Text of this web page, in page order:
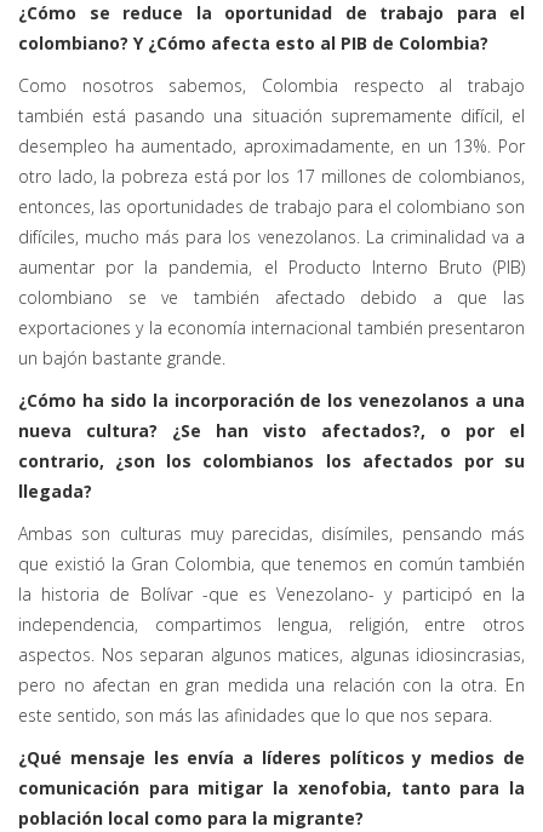
¿Cómo se reduce la oportunidad de trabajo para el
colombiano? Y ¿Cómo afecta esto al PIB de Colombia?
Como nosotros sabemos, Colombia respecto al trabajo
también está pasando una situación supremamente difícil, el
desempleo ha aumentado, aproximadamente, en un 13%. Por
otro lado, la pobreza está por los 17 millones de colombianos,
entonces, las oportunidades de trabajo para el colombiano son
difíciles, mucho más para los venezolanos. La criminalidad va a
aumentar por la pandemia, el Producto Interno Bruto (PIB)
colombiano se ve también afectado debido a que las
exportaciones y la economía internacional también presentaron
un bajón bastante grande.
¿Cómo ha sido la incorporación de los venezolanos a una
nueva cultura? ¿Se han visto afectados?, o por el
contrario, ¿son los colombianos los afectados por su
llegada?
Ambas son culturas muy parecidas, disímiles, pensando más
que existió la Gran Colombia, que tenemos en común también
la historia de Bolívar -que es Venezolano- y participó en la
independencia, compartimos lengua, religión, entre otros
aspectos. Nos separan algunos matices, algunas idiosincrasias,
pero no afectan en gran medida una relación con la otra. En
este sentido, son más las afinidades que lo que nos separa.
¿Qué mensaje les envía a líderes políticos y medios de
comunicación para mitigar la xenofobia, tanto para la
población local como para la migrante?